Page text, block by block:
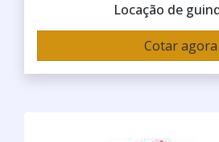
Locação de
Cotar agora